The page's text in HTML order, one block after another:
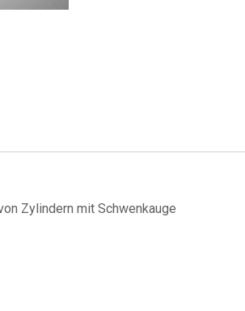
Zylindern mit Schwenkauge